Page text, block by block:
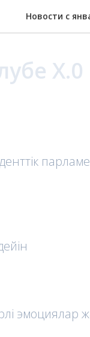
Новости с
X.0
эмоциялар